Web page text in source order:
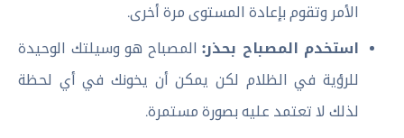
الأمر وتقوم بإعادة المستوى مرة أخرى.
استخدم المصباح بحذر: المصباح هو وسيلتك الوحيدة
للرؤية في الظلام لكن يمكن أن يخونك في أي لحظة
لذلك لا تعتمد عليه بصورة مستمرة.